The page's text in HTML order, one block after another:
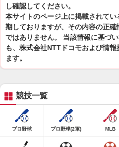
し確認してください。
本サイトのページ上に掲載されて
期しておりますが、その内容の正
ではありません。 当該情報に基づ
も、株式会社NTTドコモおよび情
ます。
競技一覧
プロ野球 プロ野球(2軍) MLB